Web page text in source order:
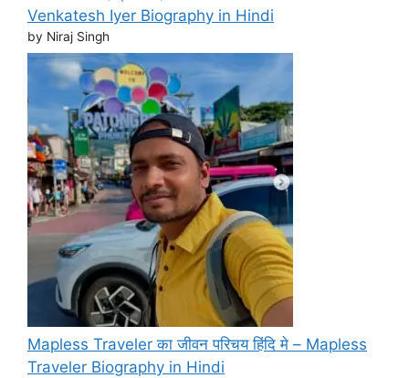
Venkatesh Iyer Biography in Hindi
by Niraj Singh
Mapless Traveler का जीवन परिचय हिंदि मे – Mapless
Traveler Biography in Hindi